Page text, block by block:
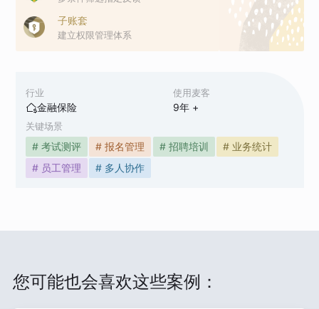
行业
金融保险
使用麦客
9年 +
关键场景
# 考试测评 # 报名管理 # 招聘培训
# 业务统计
# 员工管理
# 多人协作
子账套
建立权限管理体系
您可能也会喜欢这些案例：